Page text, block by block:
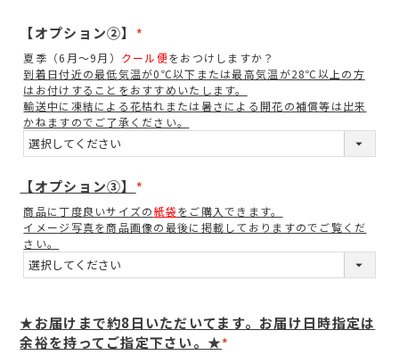
【オプション②】
必
須
)
夏季（6月～9月） クール便をおつけしますか？
到着日付近の最低気温が0℃以下または最高気温が28℃以上の方
はお付けすることをおすすめいたします。
輸送中に凍結による花枯れまたは暑さによる開花の補償等は出来
かねますのでご了承ください。
【オプション③】
(
必
商品に丁度良いサイズの紙袋をご購入できます。
イメージ写真を商品画像の最後に掲載しておりますのでご覧くだ
さい。
★お届けまで約8日いただいてます。お届け日時指定は
余裕を持ってご指定下さい。★